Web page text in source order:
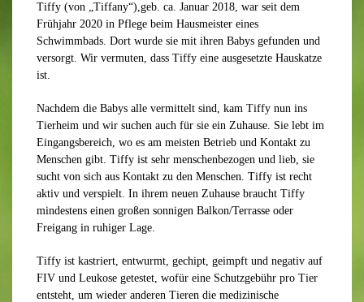
Tiffy (von „Tiffany“),geb. ca. Januar 2018, war seit dem
Frühjahr 2020 in Pflege beim Hausmeister eines
Schwimmbads. Dort wurde sie mit ihren Babys gefunden und
versorgt. Wir vermuten, dass Tiffy eine ausgesetzte Hauskatze
ist.
Nachdem die Babys alle vermittelt sind, kam Tiffy nun ins
Tierheim und wir suchen auch für sie ein Zuhause. Sie lebt im
Eingangsbereich, wo es am meisten Betrieb und Kontakt zu
Menschen gibt. Tiffy ist sehr menschenbezogen und lieb, sie
sucht von sich aus Kontakt zu den Menschen. Tiffy ist recht
aktiv und verspielt. In ihrem neuen Zuhause braucht Tiffy
mindestens einen großen sonnigen Balkon/Terrasse oder
Freigang in ruhiger Lage.
Tiffy ist kastriert, entwurmt, gechipt, geimpft und negativ auf
FIV und Leukose getestet, wofür eine Schutzgebühr pro Tier
entsteht, um wieder anderen Tieren die medizinische